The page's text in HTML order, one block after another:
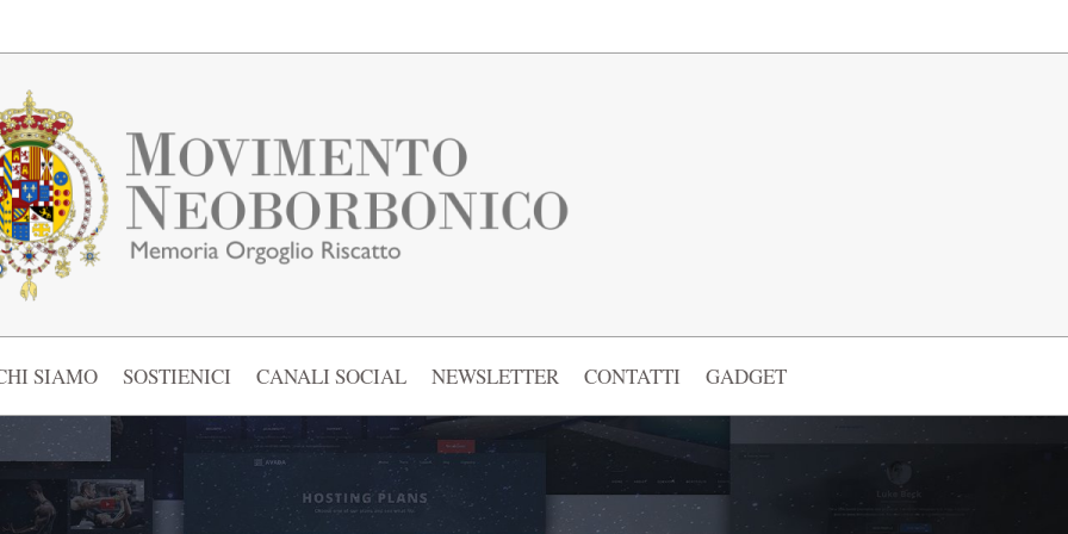
SIAMO SOSTIENICI CANALI SOCIAL NEWSLETTER CONTATTI GADGET